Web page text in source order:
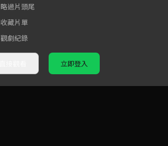
略過片頭尾
收藏片單
觀劇紀錄
立即登入